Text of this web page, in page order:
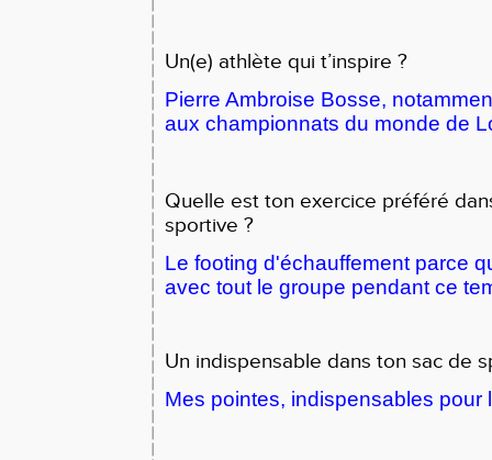
Un(e) athlète qui t’inspire ?
Pierre Ambroise Bosse,
aux championnats du monde de
Quelle est ton exercice préféré
sportive ?
Le footing d'échauffement parce
avec tout le groupe pendant ce
Un indispensable dans ton sac de
Mes pointes, indispensables pour